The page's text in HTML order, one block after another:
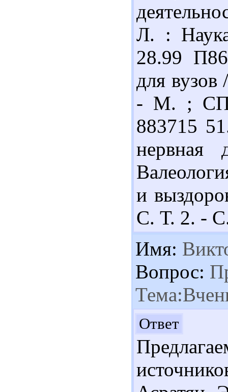
Л. :
28.99
для
- М. ;
883715
нервная
и
С. Т. 2. -
Имя:
Вопрос:
Ответ